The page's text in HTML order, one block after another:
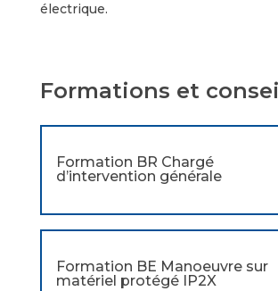
électrique.
Formations et
Formation BR Chargé
d’intervention générale
Formation BE Manoeuvre sur
matériel protégé IP2X